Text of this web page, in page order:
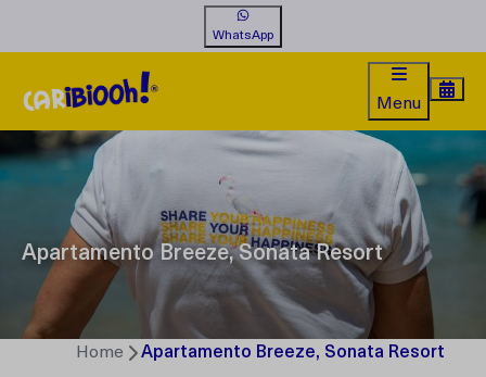
WhatsApp
Menu
Apartamento Breeze, Sonata Resort
Home Apartamento Breeze, Sonata Resort